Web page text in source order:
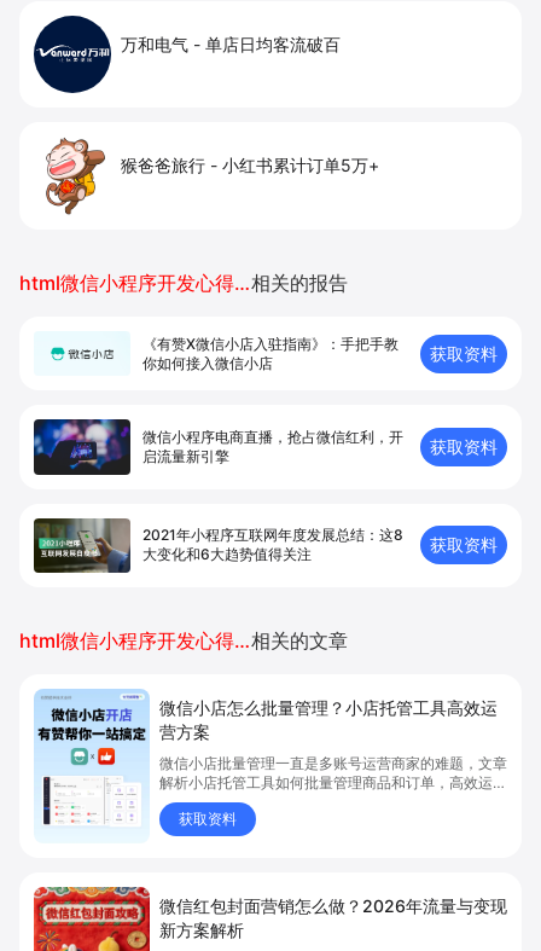
万和电气 - 单店日均客流破百
猴爸爸旅行 - 小红书累计订单5万+
html微信小程序开发心得体会相关的报告
《有赞X微信小店入驻指南》：手把手教
你如何接入微信小店
获取资料
微信小程序电商直播，抢占微信红利，开
启流量新引擎
获取资料
2021年小程序互联网年度发展总结：这8
大变化和6大趋势值得关注
获取资料
html微信小程序开发心得体会相关的文章
微信小店怎么批量管理？小店托管工具高效运
营方案
微信小店批量管理一直是多账号运营商家的难题，文章
解析小店托管工具如何批量管理商品和订单，高效运营
多账号微信小店。通过智能同步、AI运营托管和丰富营
销玩法，全面提升门店管理效率。点击了解微信小店批
量管理、高效托管的实用方案！
获取资料
微信红包封面营销怎么做？2026年流量与变现
新方案解析